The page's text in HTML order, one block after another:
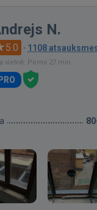
N.
5.0 · 1108
vietnē: Pirms 27 min.
PRO